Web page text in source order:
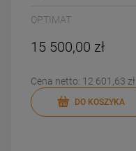
OPTIMAT
15 500,00 zł
Cena netto: 12 601,63 zł
DO KOSZYKA